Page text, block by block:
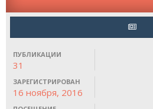
ПУБЛИКАЦИИ
31
ЗАРЕГИСТРИРОВАН
16 ноября, 2016